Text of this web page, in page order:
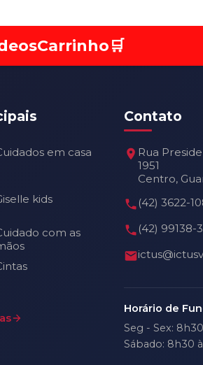
Carrinho🛒
em casa
kids
com as
Contato
Rua
1951
Centro,
(42) 3622-
(42) 99138-
Horário de
Seg - Sex:
Sábado: 8h30